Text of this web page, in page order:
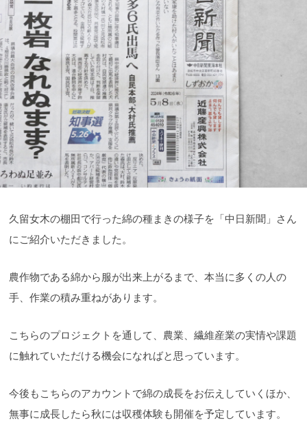
久留女木の棚田で行った綿の種まきの様子を「中日新聞」さん
にご紹介いただきました。
農作物である綿から服が出来上がるまで、本当に多くの人の
手、作業の積み重ねがあります。
こちらのプロジェクトを通して、農業、繊維産業の実情や課題
に触れていただける機会になればと思っています。
今後もこちらのアカウントで綿の成長をお伝えしていくほか、
無事に成長したら秋には収穫体験も開催を予定しています。